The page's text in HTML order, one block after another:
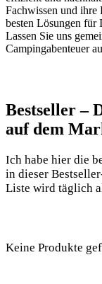
Fachwissen und ihre
besten Lösungen für
Lassen Sie uns
Campingabenteuer
Bestseller –
auf ​dem
Ich habe hier die
in dieser⁤
Liste wird täglich
Keine Produkte